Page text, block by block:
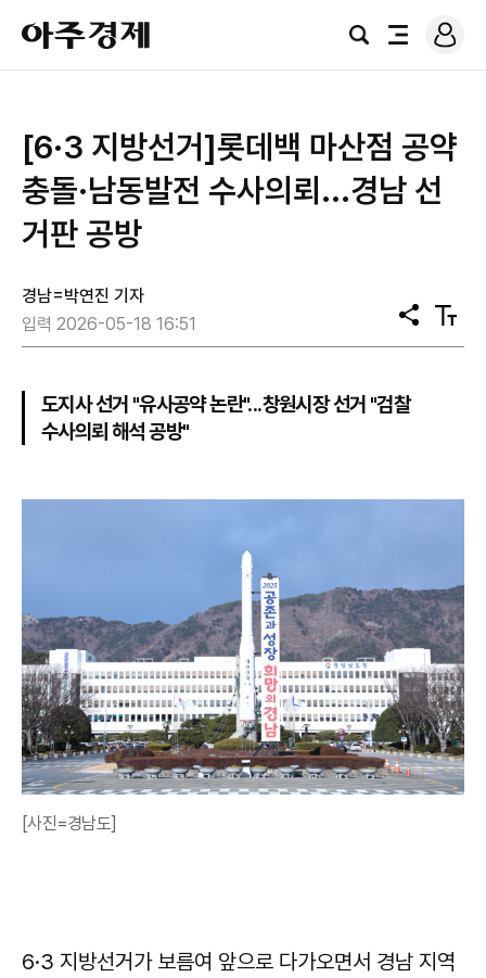
아
주
경
검
전
로
그
[6·3 지방선거]롯데백 마산점 공약
충돌·남동발전 수사의뢰...경남 선
거판 공방
경남=박연진 기자
입력 2026-05-18 16:51
공
유
텍
스
도지사 선거 "유사공약 논란"...창원시장 선거 "검찰
수사의뢰 해석 공방"
[사진=경남도]
6·3 지방선거가 보름여 앞으로 다가오면서 경남 지역